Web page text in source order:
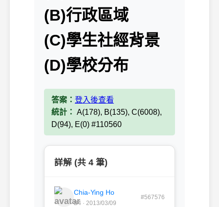
(B)行政區域
(C)學生社經背景
(D)學校分布
答案： 登入後查看
統計： A(178), B(135), C(6008),
D(94), E(0) #110560
詳解 (共 4 筆)
Chia-Ying Ho
B4 · 2013/03/09
#567576